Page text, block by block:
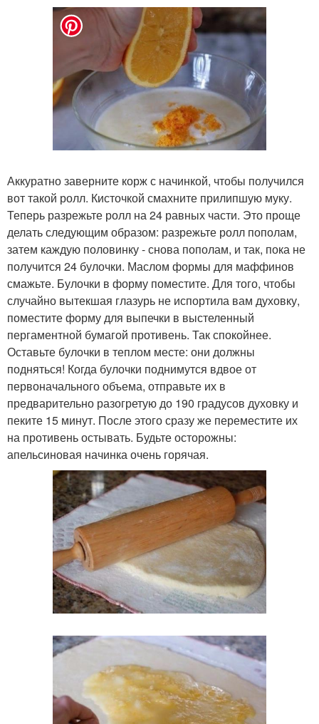
Аккуратно заверните корж с начинкой, чтобы получился
вот такой ролл. Кисточкой смахните прилипшую муку.
Теперь разрежьте ролл на 24 равных части. Это проще
делать следующим образом: разрежьте ролл пополам,
затем каждую половинку - снова пополам, и так, пока не
получится 24 булочки. Маслом формы для маффинов
смажьте. Булочки в форму поместите. Для того, чтобы
случайно вытекшая глазурь не испортила вам духовку,
поместите форму для выпечки в выстеленный
пергаментной бумагой противень. Так спокойнее.
Оставьте булочки в теплом месте: они должны
подняться! Когда булочки поднимутся вдвое от
первоначального объема, отправьте их в
предварительно разогретую до 190 градусов духовку и
пеките 15 минут. После этого сразу же переместите их
на противень остывать. Будьте осторожны:
апельсиновая начинка очень горячая.